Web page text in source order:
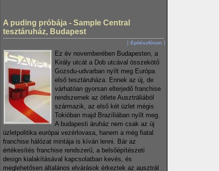
A puding próbája - Sample Central
tesztáruház, Budapest
Építészfórum
Ez év novemberében Budapesten, a
Király utcát a Dob utcával összekötő
Gozsdu-udvarban nyílt meg Európa
első tesztáruháza. Ennek az új, de
várhatóan gyorsan elterjedő franchise
rendszernek az ötlete Ausztráliából
származik, az első két üzlet mégis
Tokióban majd Brazíliában nyílt meg.
A budapesti áruház nem csak az új
üzletpolitika európai vezérlovasa, hanem a még fiatal
franchise hálózat mintája is kíván lenni. Bár az
értékesítés franchise rendszerű, a belsőépítészeti
design kialakításával kapcsolatban kevés, és
meglehetősen általános elvárások érkeztek az ausztrál